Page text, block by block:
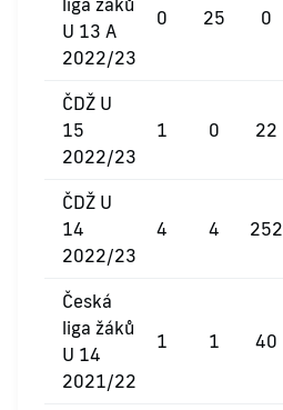
liga žáků
U 13 A
2022/23
0 25 0
ČDŽ U
15
2022/23
1 0 22
ČDŽ U
14
2022/23
4 4 252
Česká
liga žáků
U 14
2021/22
1 1 40